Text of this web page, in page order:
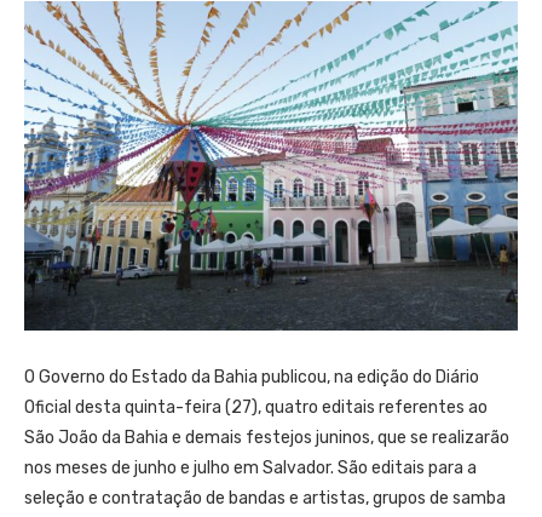
O Governo do Estado da Bahia publicou, na edição do Diário
Oficial desta quinta-feira (27), quatro editais referentes ao
São João da Bahia e demais festejos juninos, que se realizarão
nos meses de junho e julho em Salvador. São editais para a
seleção e contratação de bandas e artistas, grupos de samba